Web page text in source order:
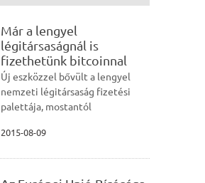
Már a lengyel
légitársaságnál is
fizethetünk bitcoinnal
Új eszközzel bővült a lengyel
nemzeti légitársaság fizetési
palettája, mostantól
2015-08-09